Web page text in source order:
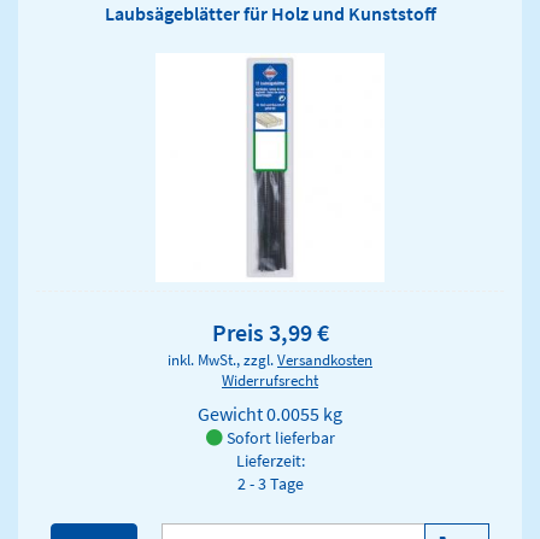
Laubsägeblätter für Holz und Kunststoff
Preis 3,99 €
inkl. MwSt., zzgl.Versandkosten
Widerrufsrecht
Gewicht0.0055 kg
Sofort lieferbar
Lieferzeit:
2 - 3 Tage